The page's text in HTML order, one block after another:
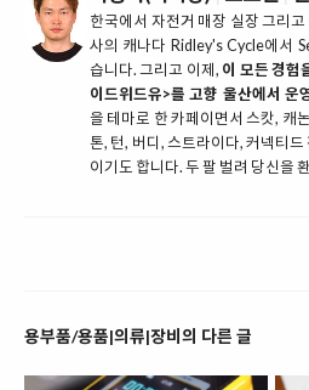
한국에서 자전거 매장 실장 그리
사의 캐나다 Ridley's Cycle에서
습니다. 그리고 이제, 이 모든 경험
이드위드유>를 고향 울산에서 운
을 테마로 한 카페이면서 스캇, 캐
톤, 턴, 버디, 스트라이다, 커넥티
이기도 합니다. 두 팔 벌려 당신을
용부품/용품|의류|장비의 다른 글